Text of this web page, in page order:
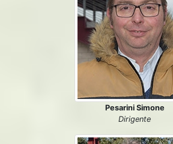
Pesarini Simone
Dirigente